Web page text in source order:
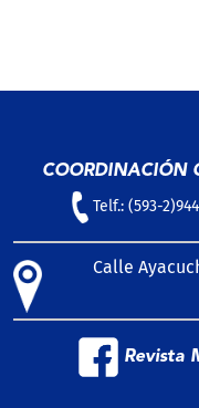
COORDINACIÓN
Telf.: (593-
Calle
Revista